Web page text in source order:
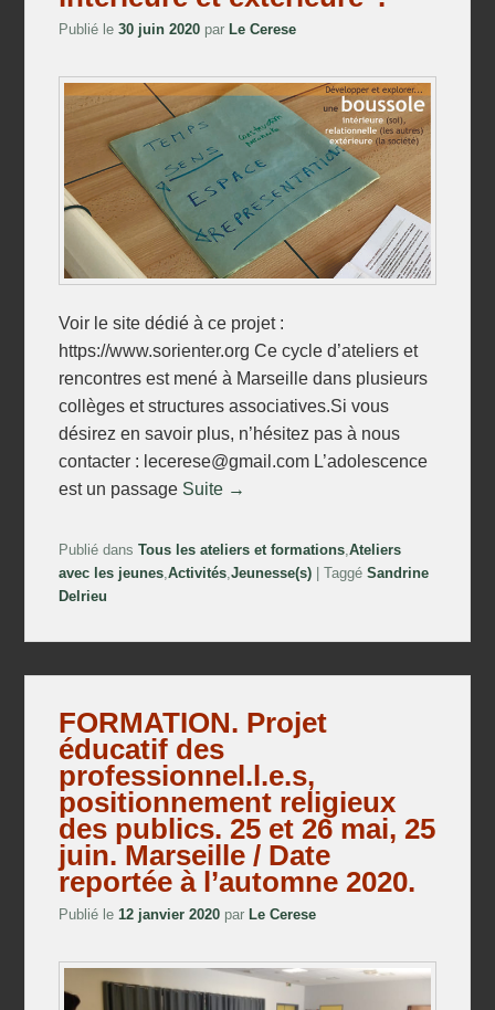
Publié le30 juin 2020 par Le Cerese
Voir le site dédié à ce projet :
https://www.sorienter.org Ce cycle d’ateliers et
rencontres est mené à Marseille dans plusieurs
collèges et structures associatives.Si vous
désirez en savoir plus, n’hésitez pas à nous
contacter : lecerese@gmail.com L’adolescence
est un passage Suite →
Publié dans Tous les ateliers et formations ,Ateliers
avec les jeunes ,Activités ,Jeunesse(s) |Taggé Sandrine
Delrieu
FORMATION. Projet
éducatif des
professionnel.l.e.s,
positionnement religieux
des publics. 25 et 26 mai, 25
juin. Marseille / Date
reportée à l’automne 2020.
Publié le12 janvier 2020 par Le Cerese